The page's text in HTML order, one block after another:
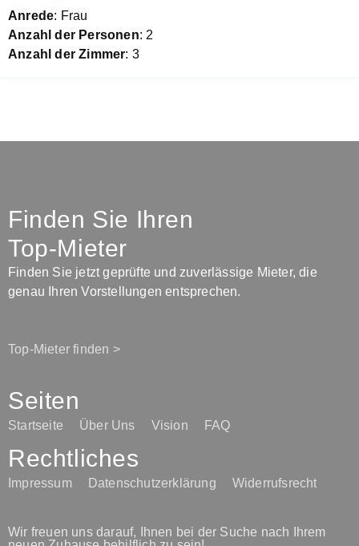
Anrede: Frau
Anzahl der Personen: 2
Anzahl der Zimmer: 3
Finden Sie Ihren
Top-Mieter
Finden Sie jetzt geprüfte und zuverlässige Mieter, die
genau Ihren Vorstellungen entsprechen.
Top-Mieter finden >
Seiten
Startseite Über Uns Vision FAQ
Rechtliches
Impressum Datenschutzerklärung Widerrufsrecht
Wir freuen uns darauf, Ihnen bei der Suche nach Ihrem